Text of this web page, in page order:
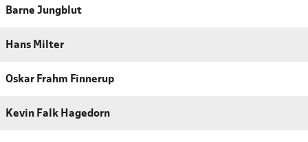
Barne Jungblut
Hans Milter
Oskar Frahm Finnerup
Kevin Falk Hagedorn